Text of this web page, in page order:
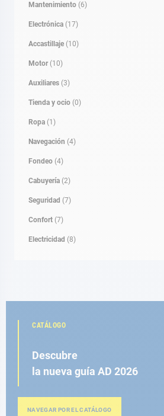
Mantenimiento (6)
Electrónica (17)
Accastillaje (10)
Motor (10)
Auxiliares (3)
Tienda y ocio (0)
Ropa (1)
Navegación (4)
Fondeo (4)
Cabuyería (2)
Seguridad (7)
Confort (7)
Electricidad (8)
CATÁLOGO
Descubre
la nueva guía AD 2026
NAVEGAR POR EL CATÁLOGO